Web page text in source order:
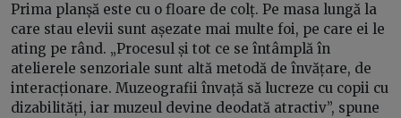
Prima planșă este cu o floare de colț. Pe masa lungă la
care stau elevii sunt așezate mai multe foi, pe care ei le
ating pe rând. „Procesul și tot ce se întâmplă în
atelierele senzoriale sunt altă metodă de învățare, de
interacționare. Muzeografii învață să lucreze cu copii cu
dizabilități, iar muzeul devine deodată atractiv”, spune